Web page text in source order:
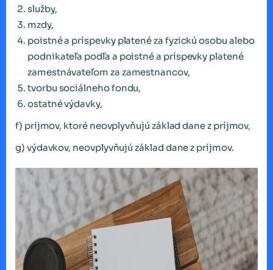
služby,
mzdy,
poistné a príspevky platené za fyzickú osobu alebo
podnikateľa podľa a poistné a príspevky platené
zamestnávateľom za zamestnancov,
tvorbu sociálneho fondu,
ostatné výdavky,
f) príjmov, ktoré neovplyvňujú základ dane z príjmov,
g) výdavkov, neovplyvňujú základ dane z príjmov.